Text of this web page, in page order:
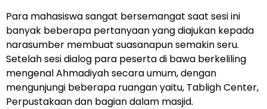
Para mahasiswa sangat bersemangat saat sesi ini
banyak beberapa pertanyaan yang diajukan kepada
narasumber membuat suasanapun semakin seru.
Setelah sesi dialog para peserta di bawa berkeliling
mengenal Ahmadiyah secara umum, dengan
mengunjungi beberapa ruangan yaitu, Tabligh Center,
Perpustakaan dan bagian dalam masjid.